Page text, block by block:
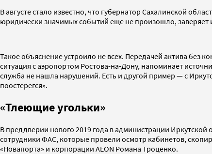
В августе стало известно, что губернатор Сахалинской
юридически значимых событий еще не произошло, заверяет
Такое объяснение устроило не всех. Передачей актива без
ситуация с аэропортом Ростова-на-Дону, напоминает
служба не нашла нарушений. Есть и другой пример — с
поостерегся».
«Тлеющие угольки»
В преддверии нового 2019 года в администрации
сотрудники ФАС, которые провели осмотр кабинетов,
«Новапорта» и корпорации AEON Романа Троценко.